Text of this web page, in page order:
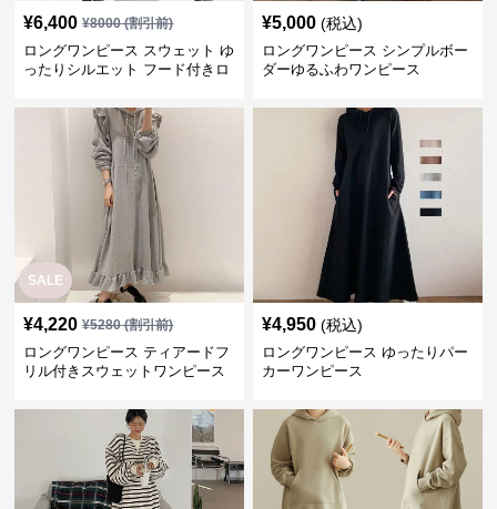
¥6,400 ¥8000(割引前)
ロングワンピース スウェット ゆ
ったりシルエット フード付きロ
¥5,000 (税込)
ロングワンピース シンプルボー
ダーゆるふわワンピース
SALE
¥4,220 ¥5280(割引前)
ロングワンピース ティアードフ
リル付きスウェットワンピース
¥4,950 (税込)
ロングワンピース ゆったりパー
カーワンピース